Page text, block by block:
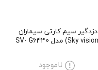
دزدگیر سیم کارتی سیماران
ناموجود